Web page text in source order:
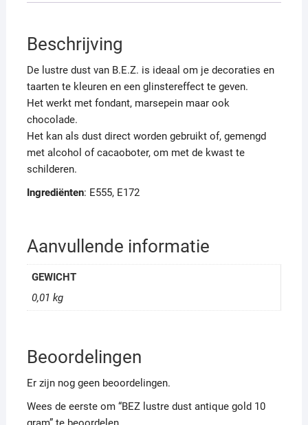
Beschrijving
De lustre dust van B.E.Z. is ideaal om je decoraties en
taarten te kleuren en een glinstereffect te geven.
Het werkt met fondant, marsepein maar ook
chocolade.
Het kan als dust direct worden gebruikt of, gemengd
met alcohol of cacaoboter, om met de kwast te
schilderen.
Ingrediënten: E555, E172
Aanvullende informatie
GEWICHT
0,01 kg
Beoordelingen
Er zijn nog geen beoordelingen.
Wees de eerste om “BEZ lustre dust antique gold 10